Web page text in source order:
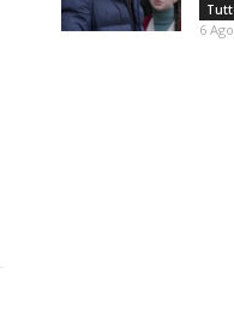
6